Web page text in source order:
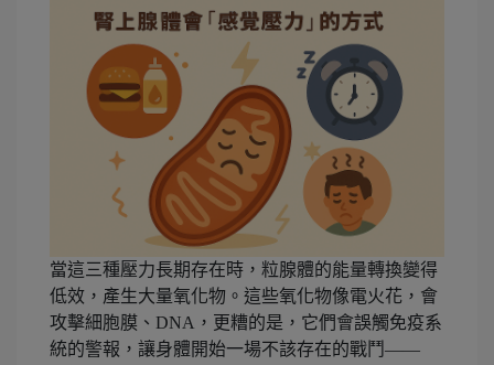
當這三種壓力長期存在時，粒腺體的能量轉換變得
低效，產生大量氧化物。這些氧化物像電火花，會
攻擊細胞膜、DNA，更糟的是，它們會誤觸免疫系
統的警報，讓身體開始一場不該存在的戰鬥——